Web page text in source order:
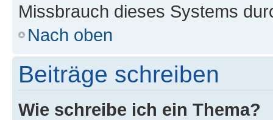
Missbrauch dieses Systems
Nach oben
Beiträge schreiben
Wie schreibe ich ein Thema?